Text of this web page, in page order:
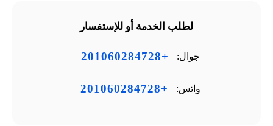
لطلب الخدمة أو للإستفسار
جوال: +201060284728
واتس: +201060284728